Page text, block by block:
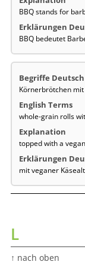
BBQ stands for
BBQ bedeutet
Körnerbrötchen
whole-grain rolls
topped with a
mit veganer
L
↑ nach oben